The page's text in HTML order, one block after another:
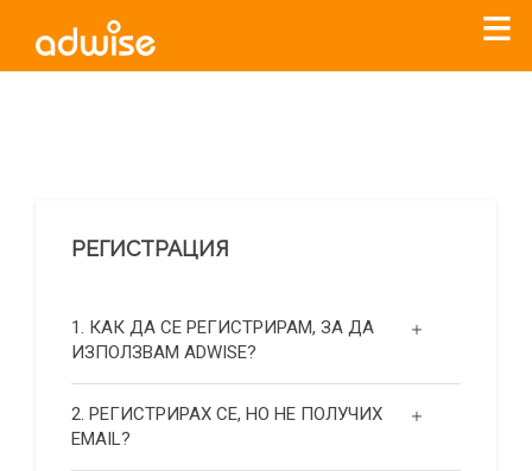
РЕГИСТРАЦИЯ
1. КАК ДА СЕ РЕГИСТРИРАМ, ЗА ДА
ИЗПОЛЗВАМ ADWISE?
2. РЕГИСТРИРАХ СЕ, НО НЕ ПОЛУЧИХ
EMAIL?